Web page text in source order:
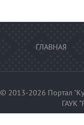
ГЛАВНАЯ
© 2013-2026 Портал
ГАУК